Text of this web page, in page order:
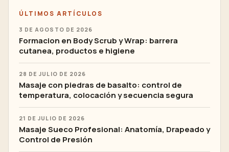
ÚLTIMOS ARTÍCULOS
3 DE AGOSTO DE 2026
Formacion en Body Scrub y Wrap: barrera
cutanea, productos e higiene
28 DE JULIO DE 2026
Masaje con piedras de basalto: control de
temperatura, colocación y secuencia segura
21 DE JULIO DE 2026
Masaje Sueco Profesional: Anatomía, Drapeado y
Control de Presión